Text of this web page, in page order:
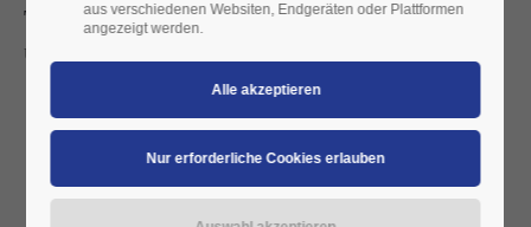
Tragwerksplanung und Bauphysik
Unser Ingenieurbüro erstellt bautechnische Nachweise, wie:
Wärmeschutznachweise
Schallschutznachweise
aus verschiedenen Websiten, Endgeräten oder Plattformen
angezeigt werden.